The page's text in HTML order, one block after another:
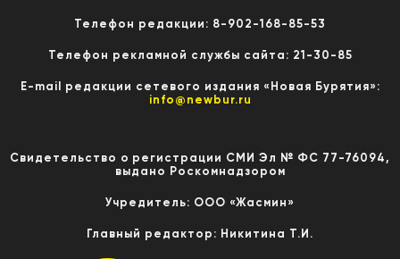
Телефон редакции: 8-902-168-85-53
Телефон рекламной службы сайта: 21-30-85
E-mail редакции сетевого издания «Новая Бурятия»:
info@newbur.ru
Свидетельство о регистрации СМИ Эл № ФС 77-76094,
выдано Роскомнадзором
Учредитель: ООО «Жасмин»
Главный редактор: Никитина Т.И.